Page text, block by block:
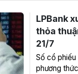
LPBank
thỏa
21/7
Số cổ
phương